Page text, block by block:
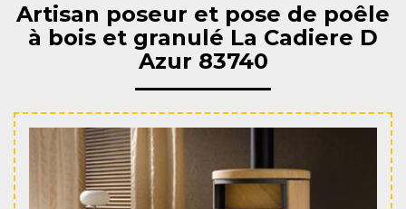
Artisan poseur et pose de poêle
à bois et granulé La Cadiere D
Azur 83740